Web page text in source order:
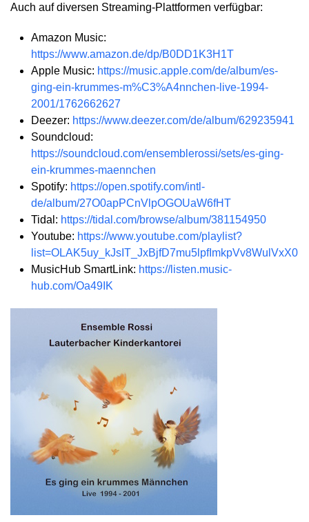
Auch auf diversen Streaming-Plattformen verfügbar:
Amazon Music:
https://www.amazon.de/dp/B0DD1K3H1T
Apple Music: https://music.apple.com/de/album/es-
ging-ein-krummes-m%C3%A4nnchen-live-1994-
2001/1762662627
Deezer: https://www.deezer.com/de/album/629235941
Soundcloud:
https://soundcloud.com/ensemblerossi/sets/es-ging-
ein-krummes-maennchen
Spotify: https://open.spotify.com/intl-
de/album/27O0apPCnVlpOGOUaW6fHT
Tidal: https://tidal.com/browse/album/381154950
Youtube: https://www.youtube.com/playlist?
list=OLAK5uy_kJsIT_JxBjfD7mu5lpfImkpVv8WulVxX0
MusicHub SmartLink: https://listen.music-
hub.com/Oa49IK